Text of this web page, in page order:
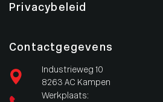
Privacybeleid
Contactgegevens
Industrieweg 10
8263 AC Kampen
Werkplaats: